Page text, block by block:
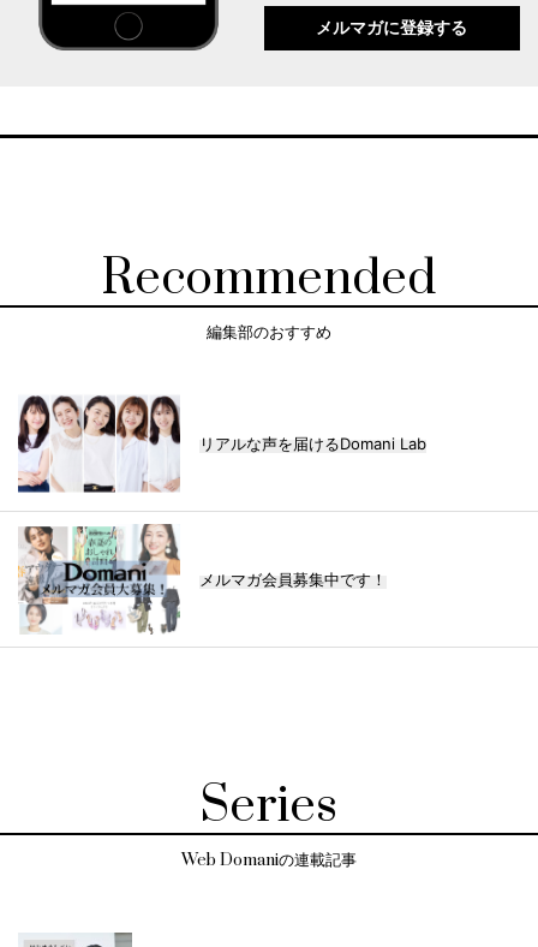
メルマガに登録する
Recommended
編集部のおすすめ
リアルな声を届けるDomani Lab
メルマガ会員募集中です！
Series
Web Domaniの連載記事